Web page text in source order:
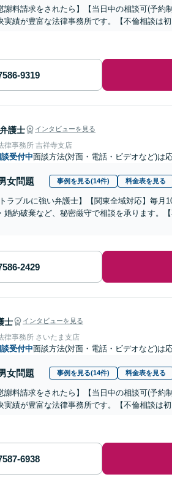
謝料請求をされたら】【当日中の相談可(予
実績が豊富な法律事務所です。【不倫相談は
弁護士 インタビューを見る
律事務所 吉祥寺支店
受付中面談方法(対面・電話・ビデオなど)は
女問題 事例を見る(14件) 料金表を見る
ルに強い弁護士】【関東全域対応】毎月100件以上の相談実績、
婚約破棄など、秘密厳守で相談を承ります。
士 インタビューを見る
律事務所 さいたま支店
受付中面談方法(対面・電話・ビデオなど)は
女問題 事例を見る(14件) 料金表を見る
謝料請求をされたら】【当日中の相談可(予
実績が豊富な法律事務所です。【不倫相談は